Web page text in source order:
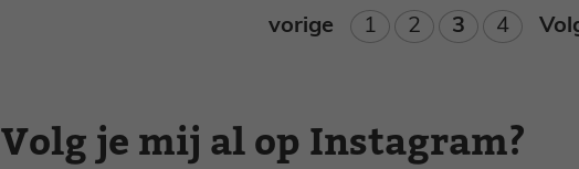
vorige Pagina
1 Pagina
2 Pagina
3 Pagina
4
Volg je mij al op Instagram?